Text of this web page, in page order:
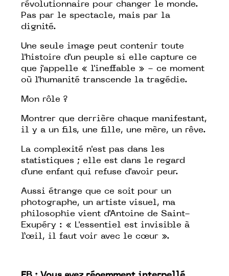
révolutionnaire pour changer le monde.
Pas par le spectacle, mais par la
dignité.
Une seule image peut contenir toute
l'histoire d'un peuple si elle capture ce
que j'appelle « l'ineffable » - ce moment
où l'humanité transcende la tragédie.
Mon rôle ?
Montrer que derrière chaque manifestant,
il y a un fils, une fille, une mère, un rêve.
La complexité n'est pas dans les
statistiques ; elle est dans le regard
d'une enfant qui refuse d'avoir peur.
Aussi étrange que ce soit pour un
photographe, un artiste visuel, ma
philosophie vient d'Antoine de Saint-
Exupéry : « L'essentiel est invisible à
l’œil, il faut voir avec le cœur ».